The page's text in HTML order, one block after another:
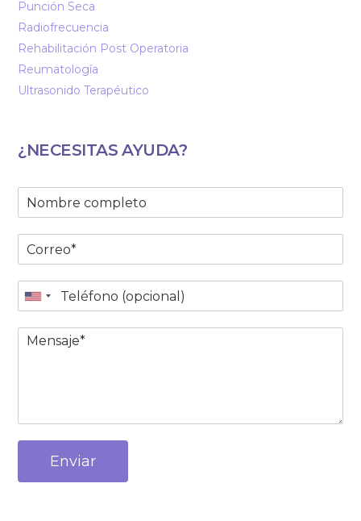
Punción Seca
Radiofrecuencia
Rehabilitación Post Operatoria
Reumatología
Ultrasonido Terapéutico
¿NECESITAS AYUDA?
Enviar